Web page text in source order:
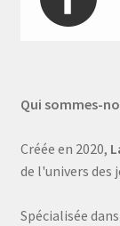
Qui sommes-
Créée en 2020,
de l'univers des
Spécialisée